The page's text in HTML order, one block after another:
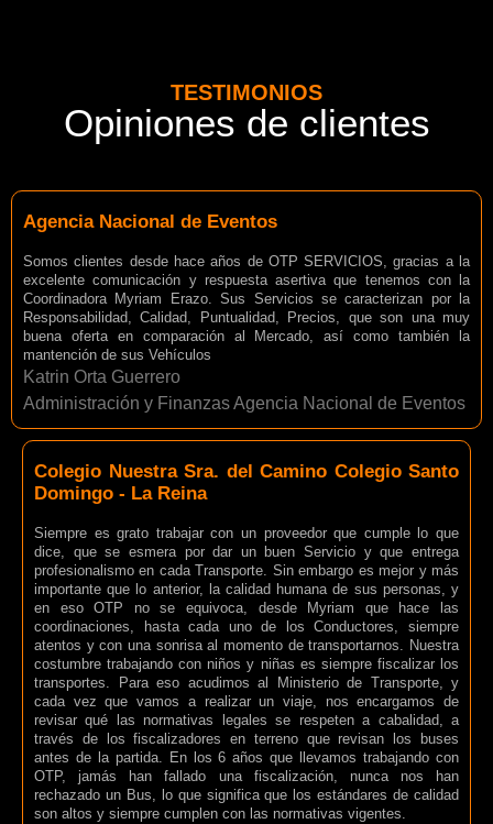
TESTIMONIOS
Opiniones de clientes
Agencia Nacional de Eventos
Somos clientes desde hace años de OTP SERVICIOS, gracias a la
excelente comunicación y respuesta asertiva que tenemos con la
Coordinadora Myriam Erazo. Sus Servicios se caracterizan por la
Responsabilidad, Calidad, Puntualidad, Precios, que son una muy
buena oferta en comparación al Mercado, así como también la
mantención de sus Vehículos
Katrin Orta Guerrero
Administración y Finanzas Agencia Nacional de Eventos
Colegio Nuestra Sra. del Camino Colegio Santo
Domingo - La Reina
Siempre es grato trabajar con un proveedor que cumple lo que
dice, que se esmera por dar un buen Servicio y que entrega
profesionalismo en cada Transporte. Sin embargo es mejor y más
importante que lo anterior, la calidad humana de sus personas, y
en eso OTP no se equivoca, desde Myriam que hace las
coordinaciones, hasta cada uno de los Conductores, siempre
atentos y con una sonrisa al momento de transportarnos. Nuestra
costumbre trabajando con niños y niñas es siempre fiscalizar los
transportes. Para eso acudimos al Ministerio de Transporte, y
cada vez que vamos a realizar un viaje, nos encargamos de
revisar qué las normativas legales se respeten a cabalidad, a
través de los fiscalizadores en terreno que revisan los buses
antes de la partida. En los 6 años que llevamos trabajando con
OTP, jamás han fallado una fiscalización, nunca nos han
rechazado un Bus, lo que significa que los estándares de calidad
son altos y siempre cumplen con las normativas vigentes.